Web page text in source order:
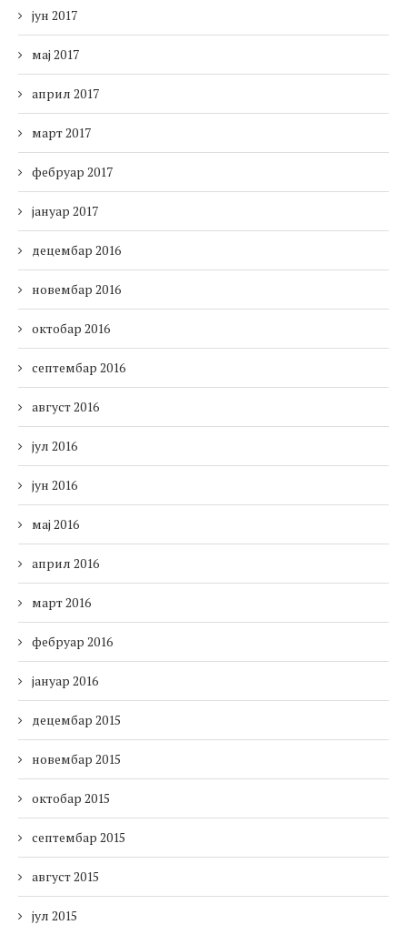
јун 2017
мај 2017
април 2017
март 2017
фебруар 2017
јануар 2017
децембар 2016
новембар 2016
октобар 2016
септембар 2016
август 2016
јул 2016
јун 2016
мај 2016
април 2016
март 2016
фебруар 2016
јануар 2016
децембар 2015
новембар 2015
октобар 2015
септембар 2015
август 2015
јул 2015